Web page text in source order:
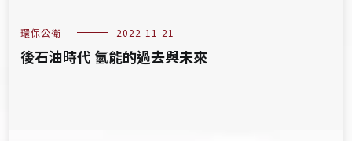
環保公衛 2022-11-21
後石油時代 氫能的過去與未來